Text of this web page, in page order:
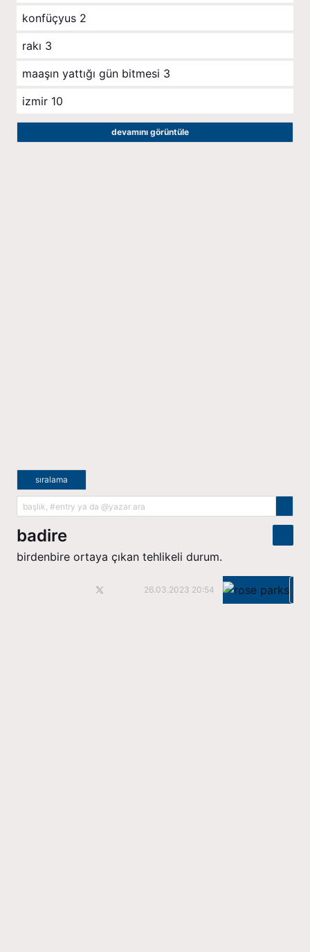
konfüçyus 2
rakı 3
maaşın yattığı gün bitmesi 3
izmir 10
devamını görüntüle
sıralama
badire
birdenbire ortaya çıkan tehlikeli durum.
26.03.2023 20:54